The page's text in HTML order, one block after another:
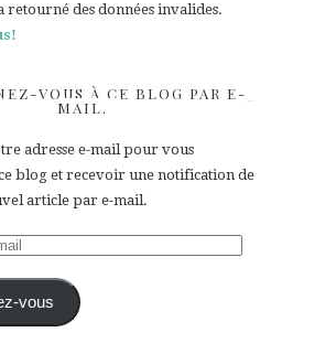
retourné des données invalides.
VOUS À CE BLOG PAR E-
MAIL.
adresse e-mail pour vous
blog et recevoir une notification de
article par e-mail.
vous